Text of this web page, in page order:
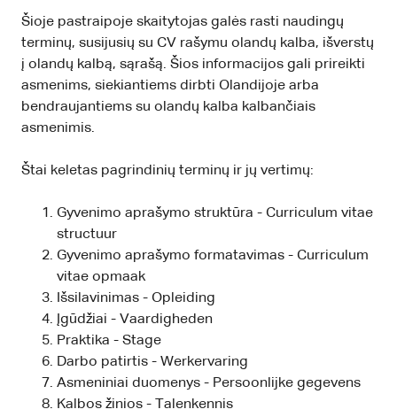
Šioje pastraipoje skaitytojas galės rasti naudingų
terminų, susijusių su CV rašymu olandų kalba, išverstų
į olandų kalbą, sąrašą. Šios informacijos gali prireikti
asmenims, siekiantiems dirbti Olandijoje arba
bendraujantiems su olandų kalba kalbančiais
asmenimis.
Štai keletas pagrindinių terminų ir jų vertimų:
Gyvenimo aprašymo struktūra - Curriculum vitae
structuur
Gyvenimo aprašymo formatavimas - Curriculum
vitae opmaak
Išsilavinimas - Opleiding
Įgūdžiai - Vaardigheden
Praktika - Stage
Darbo patirtis - Werkervaring
Asmeniniai duomenys - Persoonlijke gegevens
Kalbos žinios - Talenkennis